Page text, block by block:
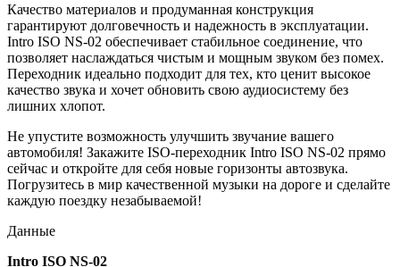
Качество материалов и продуманная конструкция
гарантируют долговечность и надежность в эксплуатации.
Intro ISO NS-02 обеспечивает стабильное соединение, что
позволяет наслаждаться чистым и мощным звуком без помех.
Переходник идеально подходит для тех, кто ценит высокое
качество звука и хочет обновить свою аудиосистему без
лишних хлопот.
Не упустите возможность улучшить звучание вашего
автомобиля! Закажите ISO-переходник Intro ISO NS-02 прямо
сейчас и откройте для себя новые горизонты автозвука.
Погрузитесь в мир качественной музыки на дороге и сделайте
каждую поездку незабываемой!
Данные
Intro ISO NS-02